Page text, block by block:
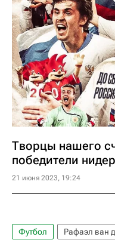
Творцы нашего
победители
21 июня 2023, 19:24
Футбол Рафаэл ван